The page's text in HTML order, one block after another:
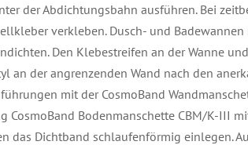
der Abdichtungsbahn ausführen. Bei
verkleben. Dusch- und
Den Klebestreifen an der Wanne
an der angrenzenden Wand nach den
mit der CosmoBand
CosmoBand Bodenmanschette CBM/K-III
das Dichtband schlaufenförmig einlegen.